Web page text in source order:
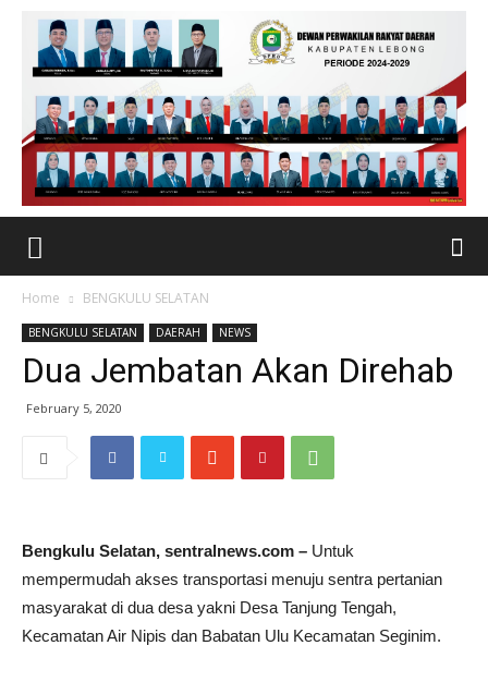
Home BENGKULU SELATAN
BENGKULU SELATAN DAERAH NEWS
Dua Jembatan Akan Direhab
February 5, 2020
Bengkulu Selatan, sentralnews.com – Untuk
mempermudah akses transportasi menuju sentra pertanian
masyarakat di dua desa yakni Desa Tanjung Tengah,
Kecamatan Air Nipis dan Babatan Ulu Kecamatan Seginim.